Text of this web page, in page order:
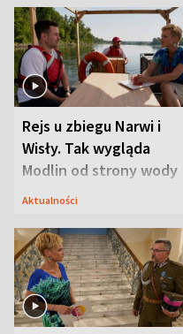
Rejs u zbiegu Narwi i
Wisły. Tak wygląda
Modlin od strony wody
Aktualności